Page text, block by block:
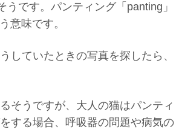
です。パンティング「panting」
意味です。
ていたときの写真を探したら、
そうですが、大人の猫はパンティ
する場合、呼吸器の問題や病気の